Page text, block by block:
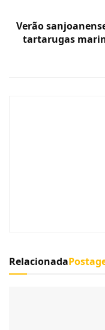
​Verão
tartarugas
Relacionada